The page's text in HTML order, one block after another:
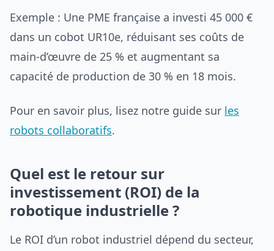
Exemple : Une PME française a investi 45 000 €
dans un cobot UR10e, réduisant ses coûts de
main-d’œuvre de 25 % et augmentant sa
capacité de production de 30 % en 18 mois.
Pour en savoir plus, lisez notre guide sur les
robots collaboratifs.
Quel est le retour sur
investissement (ROI) de la
robotique industrielle ?
Le ROI d’un robot industriel dépend du secteur,